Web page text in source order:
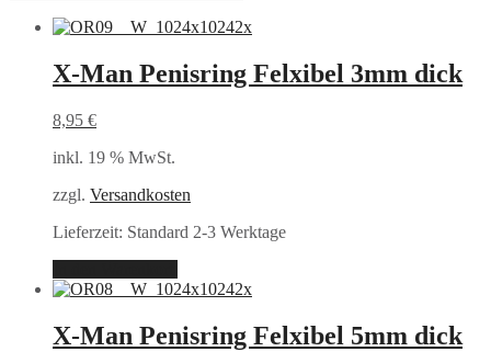
X-Man Penisring Felxibel 3mm dick
8,95 €
inkl. 19 % MwSt.
zzgl. Versandkosten
Lieferzeit: Standard 2-3 Werktage
X-Man Penisring Felxibel 5mm dick